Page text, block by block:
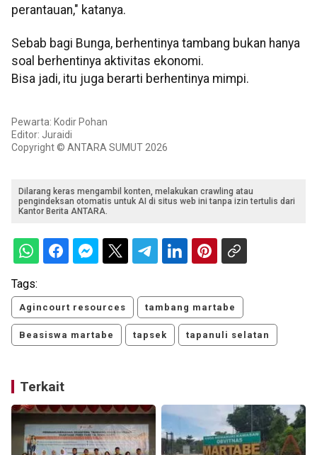
perantauan," katanya.
Sebab bagi Bunga, berhentinya tambang bukan hanya
soal berhentinya aktivitas ekonomi.
Bisa jadi, itu juga berarti berhentinya mimpi.
Pewarta: Kodir Pohan
Editor: Juraidi
Copyright © ANTARA SUMUT 2026
Dilarang keras mengambil konten, melakukan crawling atau
pengindeksan otomatis untuk AI di situs web ini tanpa izin tertulis dari
Kantor Berita ANTARA.
Tags:
Agincourt resources tambang martabe
Beasiswa martabe tapsek tapanuli selatan
Terkait